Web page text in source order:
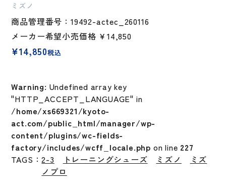
ミズノ
商品管理番号：19492-actec_260116
メーカー希望小売価格 ￥14,850
¥14,850税込
Warning: Undefined array key
"HTTP_ACCEPT_LANGUAGE" in
/home/xs669321/kyoto-
act.com/public_html/manager/wp-
content/plugins/wc-fields-
factory/includes/wcff_locale.php on line 227
TAGS：2-3 トレーニングシューズ ミズノ
ミズ
ノプロ